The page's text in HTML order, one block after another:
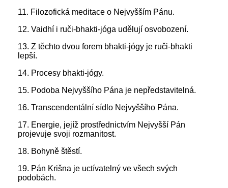
11. Filozofická meditace o Nejvyšším Pánu.
12. Vaidhí i ruči-bhakti-jóga udělují osvobození.
13. Z těchto dvou forem bhakti-jógy je ruči-bhakti
lepší.
14. Procesy bhakti-jógy.
15. Podoba Nejvyššího Pána je nepředstavitelná.
16. Transcendentální sídlo Nejvyššího Pána.
17. Energie, jejíž prostřednictvím Nejvyšší Pán
projevuje svoji rozmanitost.
18. Bohyně štěstí.
19. Pán Krišna je uctívatelný ve všech svých
podobách.